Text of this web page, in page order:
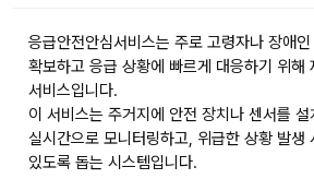
응급안전안심서비스는 주로 고령자나 장애
확보하고 응급 상황에 빠르게 대응하기 위해
서비스입니다.
이 서비스는 주거지에 안전 장치나 센서를
실시간으로 모니터링하고, 위급한 상황 발생
있도록 돕는 시스템입니다.